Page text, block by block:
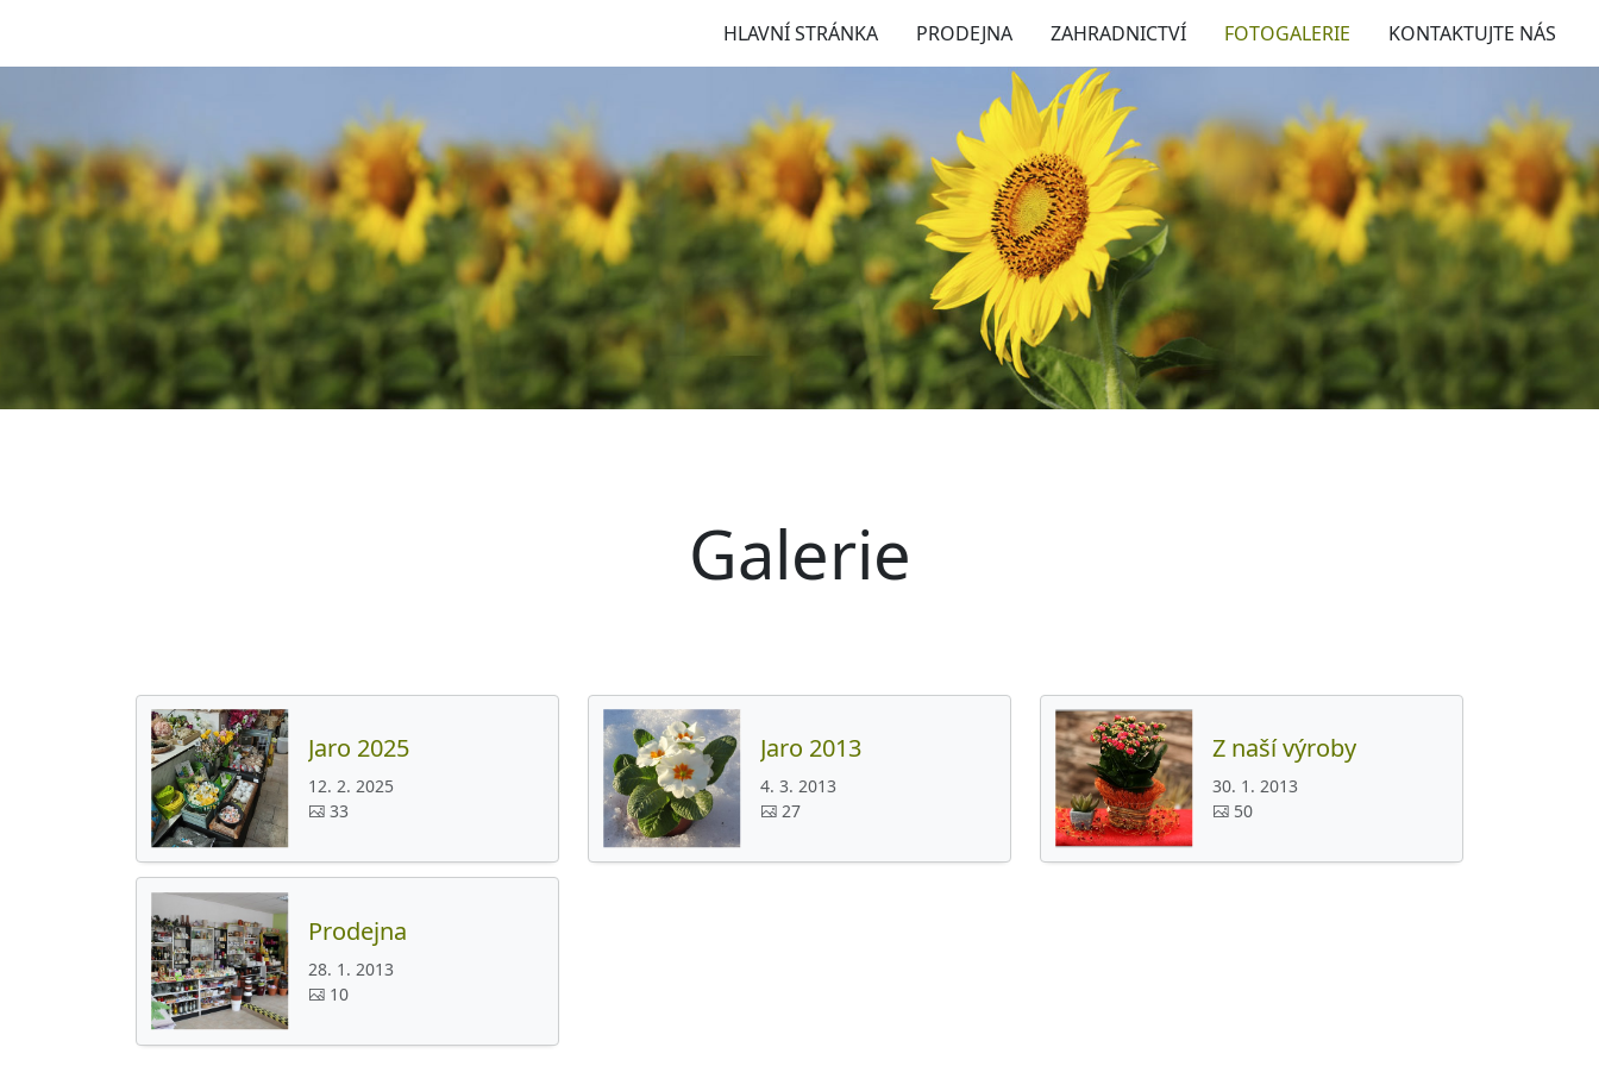
HLAVNÍ STRÁNKA PRODEJNA ZAHRADNICTVÍ FOTOGALERIE KONTAKTUJTE NÁS
Galerie
Jaro 2025
12. 2. 2025
33
Jaro 2013
4. 3. 2013
27
Z naší výroby
30. 1. 2013
50
Prodejna
28. 1. 2013
10